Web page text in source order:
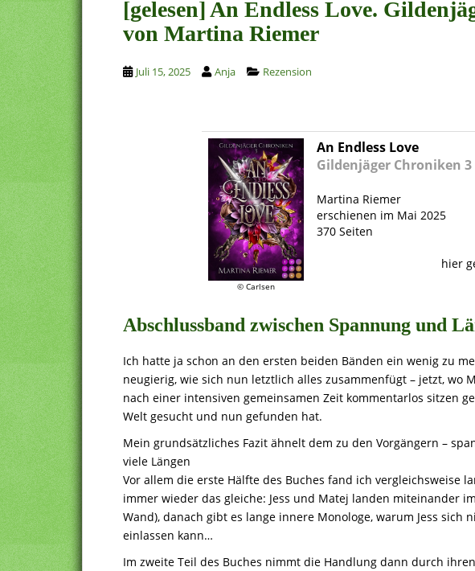
[gelesen] An Endless Love.
von Martina Riemer
Juli 15, 2025 Anja Rezension
© Carlsen
An Endless Love
Gildenjäger Chroniken 3
Martina Riemer
erschienen im Mai 2025
370 Seiten
hier
Abschlussband zwischen Spannung und
Ich hatte ja schon an den ersten beiden Bänden ein wenig zu
neugierig, wie sich nun letztlich alles zusammenfügt – jetzt, wo
nach einer intensiven gemeinsamen Zeit kommentarlos sitzen
Welt gesucht und nun gefunden hat.
Mein grundsätzliches Fazit ähnelt dem zu den Vorgängern –
viele Längen
Vor allem die erste Hälfte des Buches fand ich vergleichsweise
immer wieder das gleiche: Jess und Matej landen miteinander
Wand), danach gibt es lange innere Monologe, warum Jess sich
einlassen kann…
Im zweite Teil des Buches nimmt die Handlung dann durch